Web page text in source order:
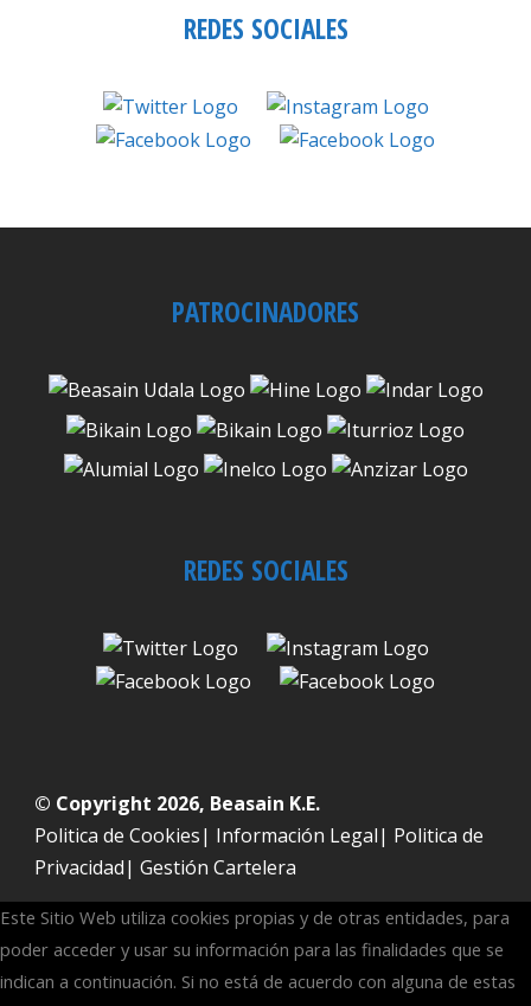
REDES SOCIALES
PATROCINADORES
REDES SOCIALES
© Copyright 2026, Beasain K.E.
Politica de Cookies| Información Legal| Politica de
Privacidad| Gestión Cartelera
Este Sitio Web utiliza cookies propias y de otras entidades, para
poder acceder y usar su información para las finalidades que se
indican a continuación. Si no está de acuerdo con alguna de estas